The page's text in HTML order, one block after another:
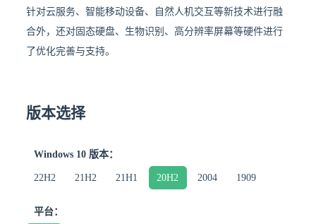
针对云服务、智能移动设备、自然人机交互等新技术进行融
合外，还对固态硬盘、生物识别、高分辨率屏幕等硬件进行
了优化完善与支持。
版本选择
Windows 10 版本：
22H2 21H2 21H1 20H2 2004 1909
平台：